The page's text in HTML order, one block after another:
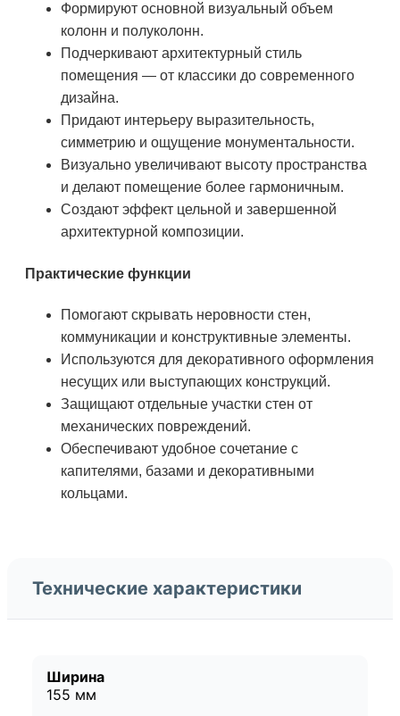
Формируют основной визуальный объем
колонн и полуколонн.
Подчеркивают архитектурный стиль
помещения — от классики до современного
дизайна.
Придают интерьеру выразительность,
симметрию и ощущение монументальности.
Визуально увеличивают высоту пространства
и делают помещение более гармоничным.
Создают эффект цельной и завершенной
архитектурной композиции.
Практические функции
Помогают скрывать неровности стен,
коммуникации и конструктивные элементы.
Используются для декоративного оформления
несущих или выступающих конструкций.
Защищают отдельные участки стен от
механических повреждений.
Обеспечивают удобное сочетание с
капителями, базами и декоративными
кольцами.
Технические характеристики
Ширина
155 мм